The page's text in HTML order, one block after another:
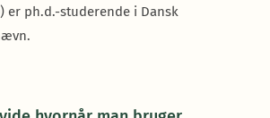
er ph.d.-studerende i Dansk